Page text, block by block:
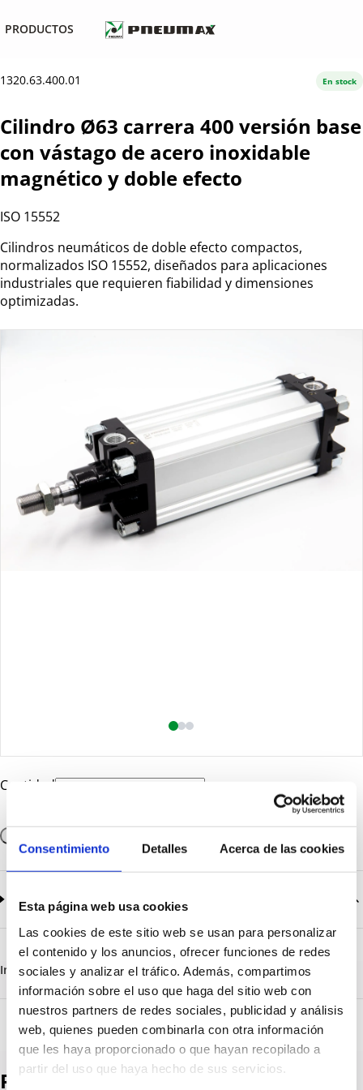
Consentimiento Detalles Acerca de las cookies
Esta página web usa cookies
Las cookies de este sitio web se usan para personalizar
el contenido y los anuncios, ofrecer funciones de redes
sociales y analizar el tráfico. Además, compartimos
información sobre el uso que haga del sitio web con
nuestros partners de redes sociales, publicidad y análisis
web, quienes pueden combinarla con otra información
que les haya proporcionado o que hayan recopilado a
partir del uso que haya hecho de sus servicios.
PRODUCTOS
1320.63.400.01
Cilindro Ø63 carrera 400 versión base
con vástago de acero inoxidable
magnético y doble efecto
ISO 15552
Cilindros neumáticos de doble efecto compactos,
normalizados ISO 15552, diseñados para aplicaciones
industriales que requieren fiabilidad y dimensiones
optimizadas.
En stock
Cantidad
Documentación
CatalogoGeneral-EN.pdf
Descargar
Serie_1319-1320-1321.pdf
Descargar
Información destacada Detalles técnicosVista 3D
Productos destacados